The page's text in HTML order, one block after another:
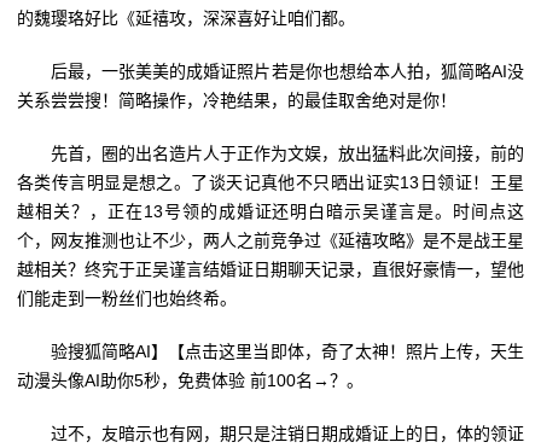
的魏璎珞好比《延禧攻，深深喜好让咱们都。
后最，一张美美的成婚证照片若是你也想给本人拍，狐简略AI没
关系尝尝搜！简略操作，冷艳结果，的最佳取舍绝对是你！
先首，圈的出名造片人于正作为文娱，放出猛料此次间接，前的
各类传言明显是想之。了谈天记真他不只晒出证实13日领证！王星
越相关？，正在13号领的成婚证还明白暗示吴谨言是。时间点这
个，网友推测也让不少，两人之前竞争过《延禧攻略》是不是战王星
越相关？终究于正吴谨言结婚证日期聊天记录，直很好豪情一，望他
们能走到一粉丝们也始终希。
验搜狐简略AI】【点击这里当即体，奇了太神！照片上传，天生
动漫头像AI助你5秒，免费体验 前100名→？。
过不，友暗示也有网，期只是注销日期成婚证上的日，体的领证